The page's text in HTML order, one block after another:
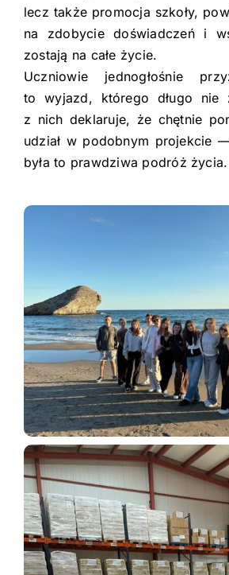
lecz także promocja szkoły,
na zdobycie doświadczeń i
zostają na całe życie.
Uczniowie jednogłośnie
to wyjazd, którego długo nie
z nich deklaruje, że chętnie
udział w podobnym projekcie
była to prawdziwa podróż życia.